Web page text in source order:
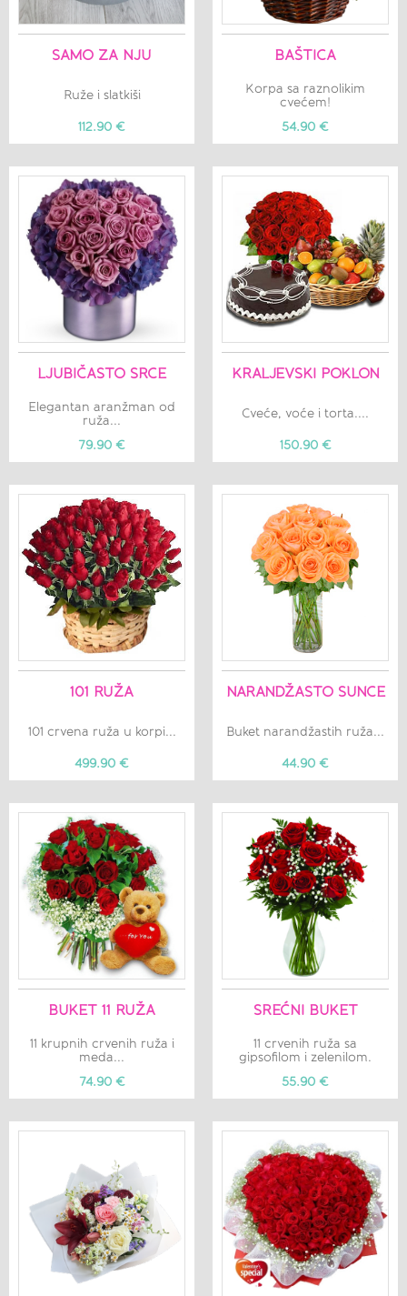
SAMO ZA NJU
Ruže i slatkiši
112.90 €
BAŠTICA
Korpa sa raznolikim
cvećem!
54.90 €
LJUBIČASTO SRCE
Elegantan aranžman od
ruža...
79.90 €
KRALJEVSKI POKLON
Cveće, voće i torta....
150.90 €
101 RUŽA
101 crvena ruža u korpi...
499.90 €
NARANDŽASTO SUNCE
Buket narandžastih ruža...
44.90 €
BUKET 11 RUŽA
11 krupnih crvenih ruža i
meda...
74.90 €
SREĆNI BUKET
11 crvenih ruža sa
gipsofilom i zelenilom.
55.90 €